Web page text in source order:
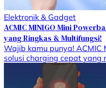
Elektronik & Gadget
ACMIC MINIGO Mini
yang Ringkas & Multifungsi!
Wajib kamu punya! ACMIC
solusi charging cepat yang